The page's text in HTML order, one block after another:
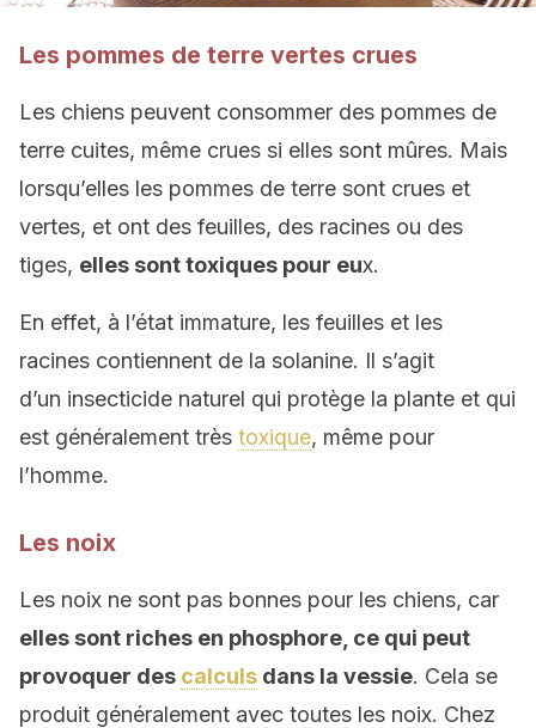
Les pommes de terre vertes crues
Les chiens peuvent consommer des pommes de
terre cuites, même crues si elles sont mûres. Mais
lorsqu’elles les pommes de terre sont crues et
vertes, et ont des feuilles, des racines ou des
tiges, elles sont toxiques pour eux.
En effet, à l’état immature, les feuilles et les
racines contiennent de la solanine. Il s’agit
d’un insecticide naturel qui protège la plante et qui
est généralement très toxique, même pour
l’homme.
Les noix
Les noix ne sont pas bonnes pour les chiens, car
elles sont riches en phosphore, ce qui peut
provoquer des calculs dans la vessie. Cela se
produit généralement avec toutes les noix. Chez